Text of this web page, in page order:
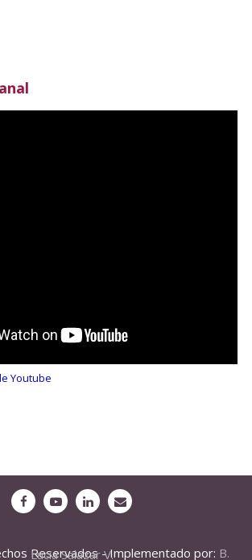
Youtube
Reservados - Implementado por:
B. Lucia Salazar V.